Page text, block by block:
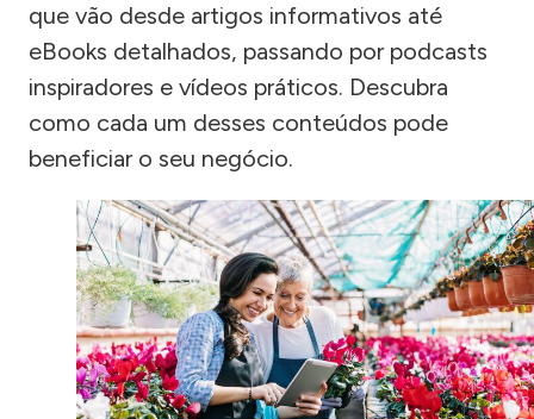
que vão desde artigos informativos até
eBooks detalhados, passando por podcasts
inspiradores e vídeos práticos. Descubra
como cada um desses conteúdos pode
beneficiar o seu negócio.